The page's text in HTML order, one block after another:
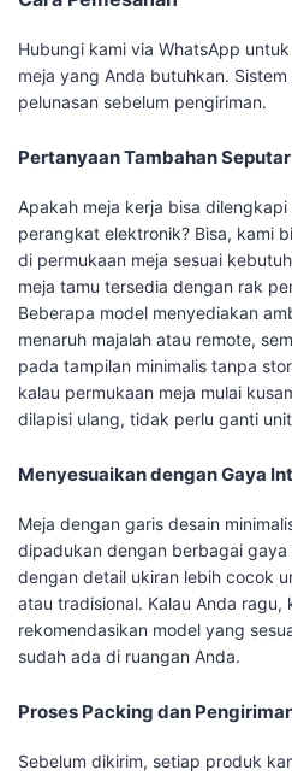
Hubungi kami via WhatsApp
meja yang Anda butuhkan.
pelunasan sebelum pengiriman.
Pertanyaan Tambahan
Apakah meja kerja bisa
perangkat elektronik? Bisa, kami
di permukaan meja sesuai
meja tamu tersedia dengan rak
Beberapa model menyediakan
menaruh majalah atau remote,
pada tampilan minimalis tanpa
kalau permukaan meja mulai
dilapisi ulang, tidak perlu ganti
Menyesuaikan dengan Gaya
Meja dengan garis desain
dipadukan dengan berbagai gaya
dengan detail ukiran lebih cocok
atau tradisional. Kalau Anda ragu,
rekomendasikan model yang
sudah ada di ruangan Anda.
Proses Packing dan
Sebelum dikirim, setiap produk